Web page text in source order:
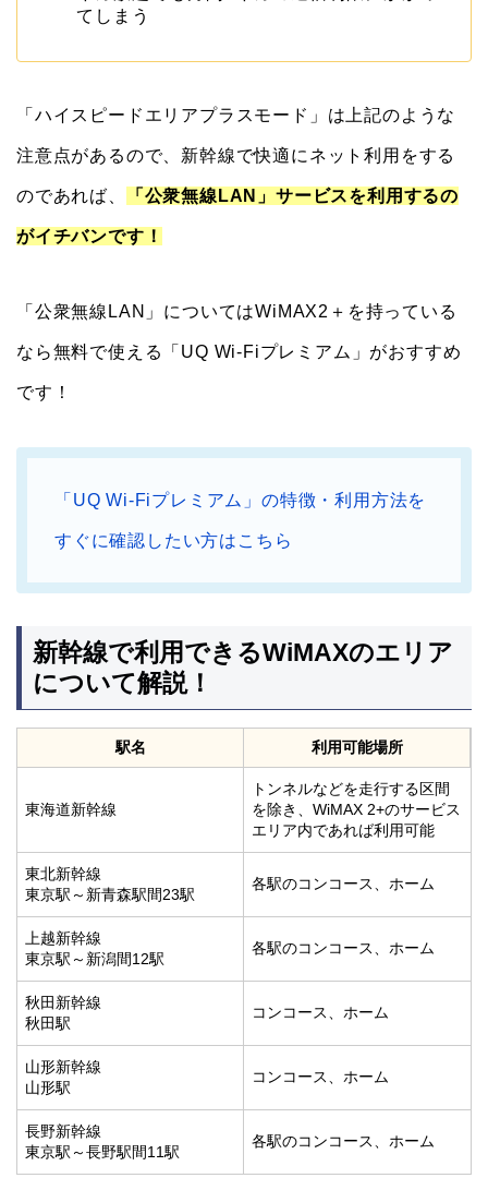
てしまう
「ハイスピードエリアプラスモード」は上記のような
注意点があるので、新幹線で快適にネット利用をする
のであれば、 「公衆無線LAN」サービスを利用するの
がイチバンです！
「公衆無線LAN」についてはWiMAX2＋を持っている
なら無料で使える「UQ Wi-Fiプレミアム」がおすすめ
です！
「UQ Wi-Fiプレミアム」の特徴・利用方法を
すぐに確認したい方はこちら
新幹線で利用できるWiMAXのエリア
について解説！
駅名 利用可能場所
東海道新幹線
トンネルなどを走行する区間
を除き、WiMAX 2+のサービス
エリア内であれば利用可能
東北新幹線
東京駅～新青森駅間23駅
各駅のコンコース、ホーム
上越新幹線
東京駅～新潟間12駅
各駅のコンコース、ホーム
秋田新幹線
秋田駅
コンコース、ホーム
山形新幹線
山形駅
コンコース、ホーム
長野新幹線
東京駅～長野駅間11駅
各駅のコンコース、ホーム